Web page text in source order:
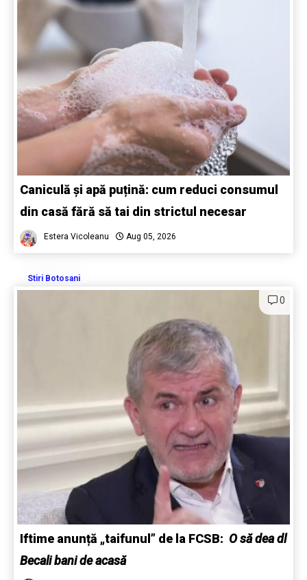
Caniculă și apă puțină: cum reduci consumul
din casă fără să tai din strictul necesar
Estera Vicoleanu Aug 05, 2026
Stiri Botosani
0
Iftime anunță „taifunul” de la FCSB: O să dea dl
Becali bani de acasă